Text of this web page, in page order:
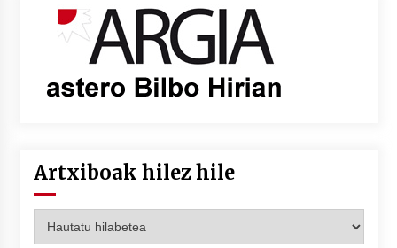
Artxiboak hilez hile
hilez